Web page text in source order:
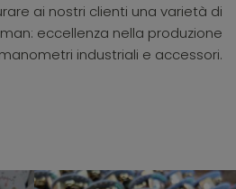
ai nostri clienti una varietà di
eccellenza nella produzione
industriali e accessori.